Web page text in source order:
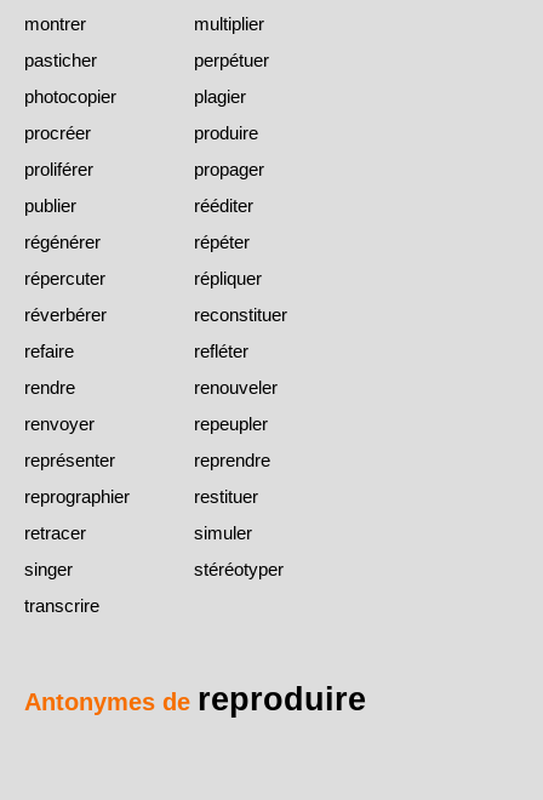
montrer
multiplier
pasticher
perpétuer
photocopier
plagier
procréer
produire
proliférer
propager
publier
rééditer
régénérer
répéter
répercuter
répliquer
réverbérer
reconstituer
refaire
refléter
rendre
renouveler
renvoyer
repeupler
représenter
reprendre
reprographier
restituer
retracer
simuler
singer
stéréotyper
transcrire
Antonymes de reproduire